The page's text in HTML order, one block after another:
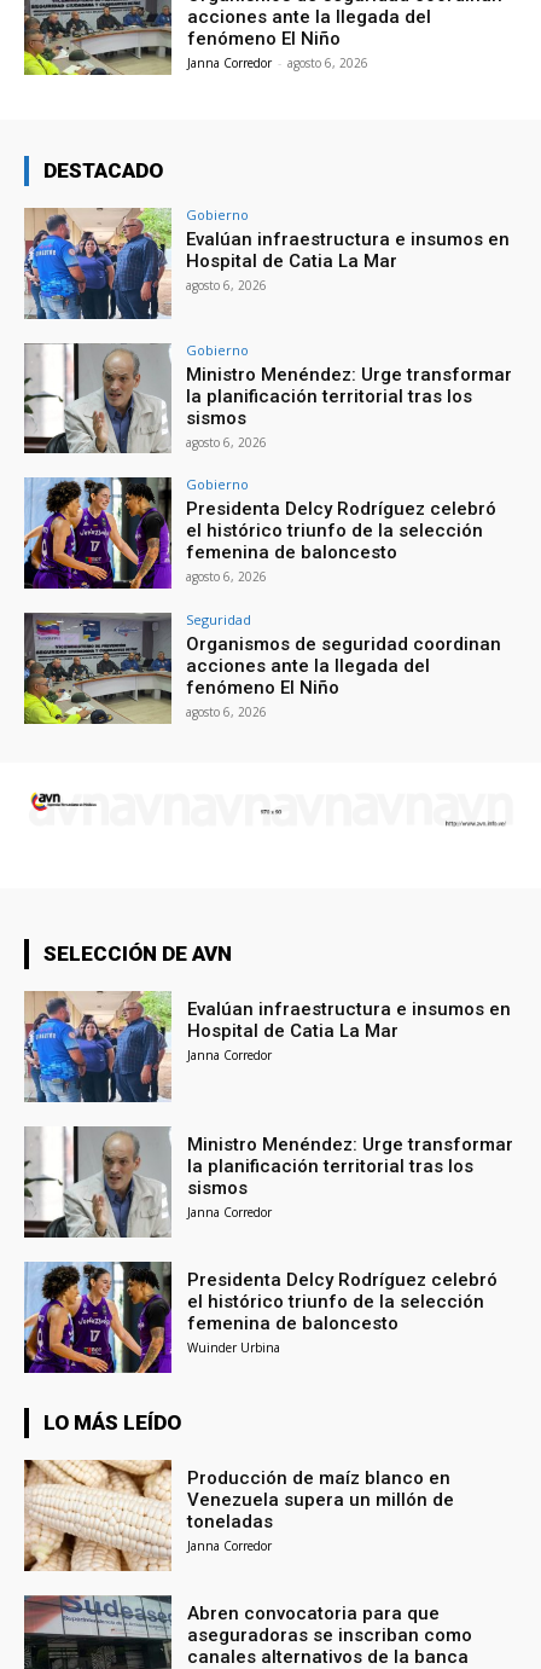
acciones ante la llegada del
fenómeno El Niño
Janna Corredor - agosto 6, 2026
DESTACADO
Gobierno
Evalúan infraestructura e insumos en
Hospital de Catia La Mar
agosto 6, 2026
Gobierno
Ministro Menéndez: Urge transformar
la planificación territorial tras los
sismos
agosto 6, 2026
Gobierno
Presidenta Delcy Rodríguez celebró
el histórico triunfo de la selección
femenina de baloncesto
agosto 6, 2026
Seguridad
Organismos de seguridad coordinan
acciones ante la llegada del
fenómeno El Niño
agosto 6, 2026
SELECCIÓN DE AVN
Evalúan infraestructura e insumos en
Hospital de Catia La Mar
Janna Corredor
Ministro Menéndez: Urge transformar
la planificación territorial tras los
sismos
Janna Corredor
Presidenta Delcy Rodríguez celebró
el histórico triunfo de la selección
femenina de baloncesto
Wuinder Urbina
LO MÁS LEÍDO
Producción de maíz blanco en
Venezuela supera un millón de
toneladas
Janna Corredor
Abren convocatoria para que
aseguradoras se inscriban como
canales alternativos de la banca